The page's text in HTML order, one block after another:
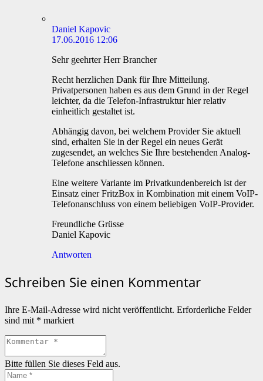
Daniel Kapovic
17.06.2016 12:06
Sehr geehrter Herr Brancher
Recht herzlichen Dank für Ihre Mitteilung.
Privatpersonen haben es aus dem Grund in der Regel
leichter, da die Telefon-Infrastruktur hier relativ
einheitlich gestaltet ist.
Abhängig davon, bei welchem Provider Sie aktuell
sind, erhalten Sie in der Regel ein neues Gerät
zugesendet, an welches Sie Ihre bestehenden Analog-
Telefone anschliessen können.
Eine weitere Variante im Privatkundenbereich ist der
Einsatz einer FritzBox in Kombination mit einem VoIP-
Telefonanschluss von einem beliebigen VoIP-Provider.
Freundliche Grüsse
Daniel Kapovic
Antworten
Schreiben Sie einen Kommentar
Ihre E-Mail-Adresse wird nicht veröffentlicht. Erforderliche Felder
sind mit * markiert
Bitte füllen Sie dieses Feld aus.